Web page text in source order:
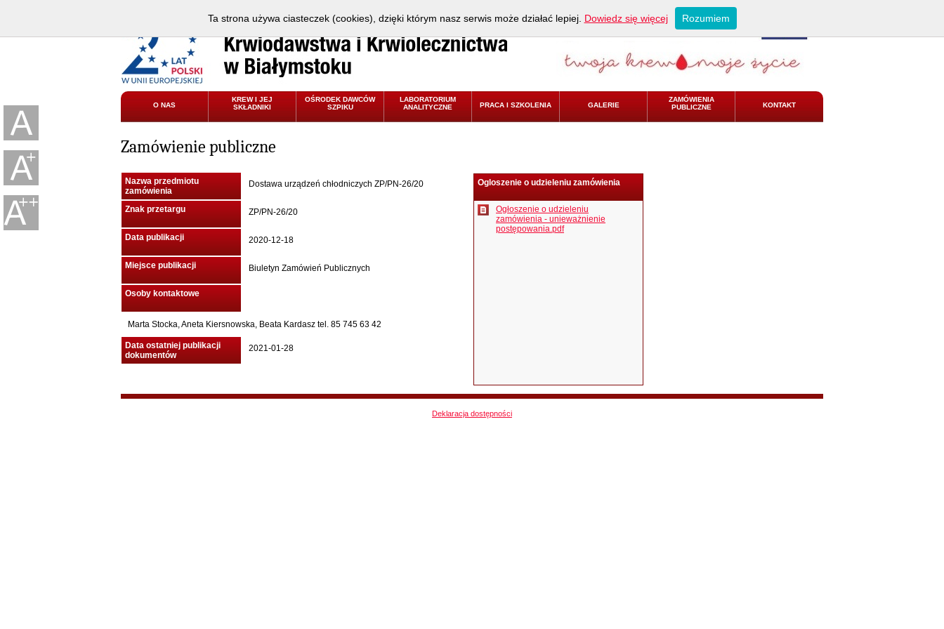
O NAS
KREW I JEJ
SKŁADNIKI
OŚRODEK DAWCÓW
SZPIKU
LABORATORIUM
ANALITYCZNE
PRACA I SZKOLENIA GALERIE
ZAMÓWIENIA
PUBLICZNE
KONTAKT
Zamówienie publiczne
Nazwa przedmiotu
zamówienia
Dostawa urządzeń chłodniczych ZP/PN-26/20
Znak przetargu ZP/PN-26/20
Data publikacji 2020-12-18
Miejsce publikacji Biuletyn Zamówień Publicznych
Osoby kontaktowe
Marta Stocka, Aneta Kiersnowska, Beata Kardasz tel. 85 745 63 42
Data ostatniej publikacji
dokumentów
2021-01-28
Ogloszenie o udzieleniu zamówienia
Ogłoszenie o udzieleniu
zamówienia - unieważnienie
postępowania.pdf
Deklaracja dostępności
Ta strona używa ciasteczek (cookies), dzięki którym nasz serwis może działać lepiej. Dowiedz się więcej Rozumiem